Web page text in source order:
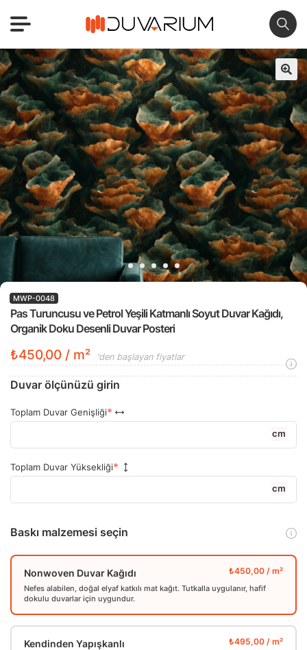
🔍
Pas Turuncusu ve Petrol Yeşili Katmanlı Soyut Duvar Kağıdı,
Organik Doku Desenli Duvar Posteri
MWP-0048
₺450,00 / m² 'den başlayan fiyatlar
Duvar ölçünüzü girin
Toplam Duvar Genişliği
cm
Toplam Duvar Yüksekliği
cm
Baskı malzemesi seçin
Nonwoven Duvar Kağıdı
Nefes alabilen, doğal elyaf katkılı mat kağıt. Tutkalla uygulanır, hafif
dokulu duvarlar için uygundur.
Kendinden Yapışkanlı